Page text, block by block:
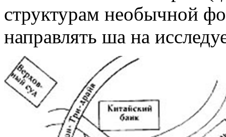
структурам необычной
направлять ша на